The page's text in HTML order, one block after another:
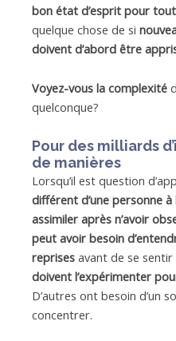
bon état d’esprit pour
quelque chose de si
doivent d’abord être
Voyez-vous la complexité
quelconque?
Pour des milliards
de manières
Lorsqu’il est question
différent d’une personne à
assimiler après n’avoir
peut avoir besoin
reprises avant de se sentir
doivent l’expérimenter
D’autres ont besoin d’un
concentrer.